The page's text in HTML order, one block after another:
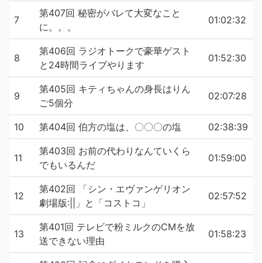
『そんない理科の時間B』
『そんない雑貨店』
『そんないっと』
こちらの過去配信や過去番組のアクセスは、当プロジェク
トのwebサイトにてご覧いただけます
https://sonnai.com
楽曲提供 ＭｕｓＭｕｓ
7
第407回 秘密がバレて大変なこと
に。。。
01:02:32
8
第406回 ラジオトークで豪華ゲスト
と24時間ライブやります
01:52:30
9
第405回 キティちゃんの身長はりん
ご5個分
02:07:28
10 第404回 伯方の塩は、〇〇〇の塩 02:38:39
11
第403回 お前の代わりなんていくら
でもいるんだ
01:59:00
12
第402回 「シン・エヴァンゲリオン
劇場版:||」と「コストコ」
02:57:52
13
第401回 テレビで粉ミルクのCMを放
送できない理由
01:58:23